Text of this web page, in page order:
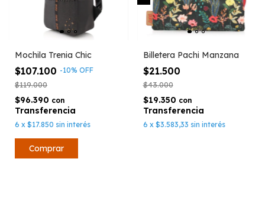
Mochila Trenia Chic
$107.100 -10% OFF
$119.000
$96.390 con
6 x $17.850 sin interés
Billetera Pachi Manzana
$21.500
$43.000
$19.350 con
6 x $3.583,33 sin interés